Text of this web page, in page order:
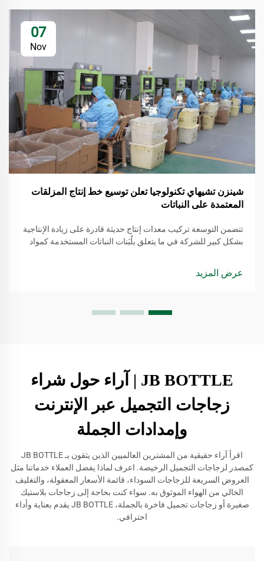
07
Nov
شينزن تشيهاي تكنولوجيا تعلن توسيع خط إنتاج المزلقات
المعتمدة على النباتات
تتضمن التوسعة تركيب معدات إنتاج حديثة قادرة على زيادة الإنتاجية
بشكل كبير للشركة في ما يتعلق بلُبَنات النباتات المستخدمة كمواد
عرض المزيد
JB BOTTLE | آراء حول شراء
زجاجات التجميل عبر الإنترنت
وإمدادات الجملة
اقرأ آراء حقيقية من المشترين العالميين الذين يثقون بـ JB BOTTLE
كمصدر لزجاجات التجميل الرخيصة. اعرف لماذا يفضل العملاء خدماتنا مثل
العروض السريعة للزجاجات السوداء، قائمة الأسعار المعقولة، والتغليف
الخالي من الهواء الموثوق به. سواء كنت بحاجة إلى زجاجات بلاستيك
صغيرة أو زجاجات تجميل فاخرة بالجملة، JB BOTTLE يقدم بعناية وأداء
احترافي.